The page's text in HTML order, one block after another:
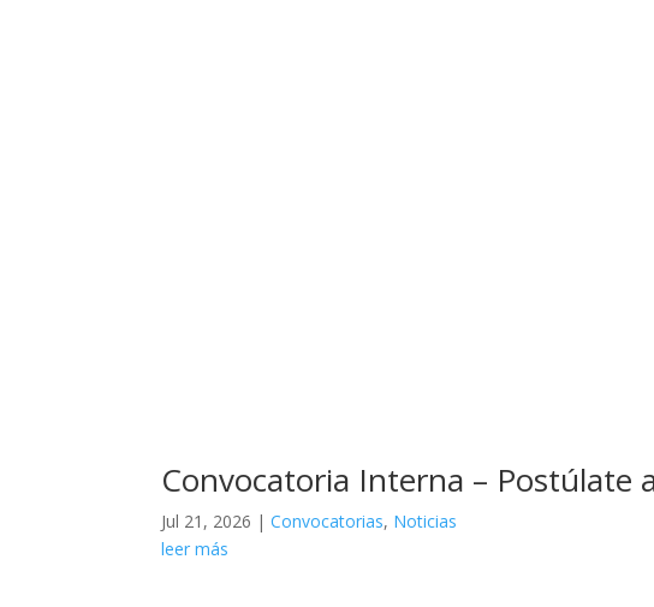
Convocatoria Interna – Postúlate
Jul 21, 2026 |Convocatorias, Noticias
leer más